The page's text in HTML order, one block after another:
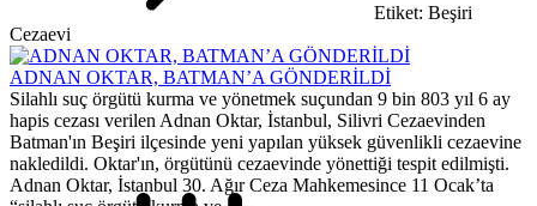
Etiket: Beşiri
Cezaevi
ADNAN OKTAR, BATMAN’A GÖNDERİLDİ
Silahlı suç örgütü kurma ve yönetmek suçundan 9 bin 803 yıl 6 ay
hapis cezası verilen Adnan Oktar, İstanbul, Silivri Cezaevinden
Batman'ın Beşiri ilçesinde yeni yapılan yüksek güvenlikli cezaevine
nakledildi. Oktar'ın, örgütünü cezaevinde yönettiği tespit edilmişti.
Adnan Oktar, İstanbul 30. Ağır Ceza Mahkemesince 11 Ocak’ta